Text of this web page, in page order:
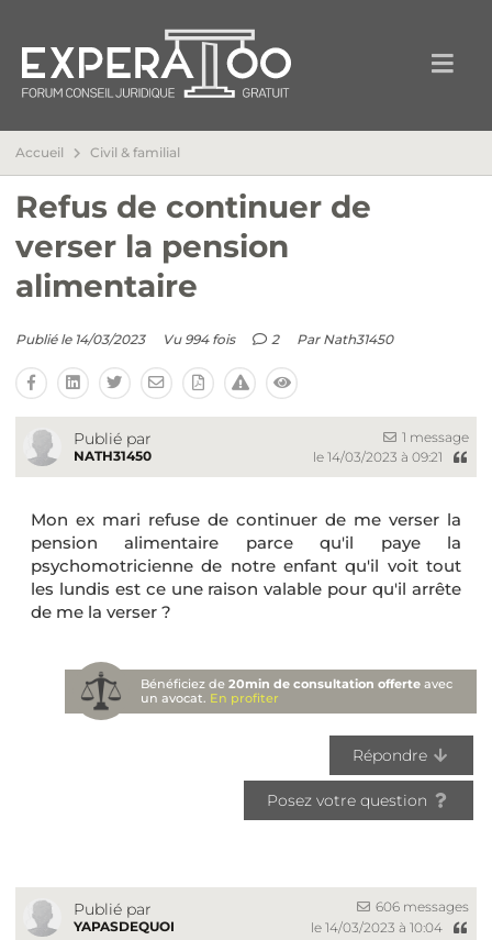
Accueil Civil & familial
Refus de continuer de
verser la pension
alimentaire
Publié le 14/03/2023 Vu 994 fois 2 Par Nath31450
Publié par
NATH31450
1 message
le 14/03/2023 à 09:21
Mon ex mari refuse de continuer de me verser la
pension alimentaire parce qu'il paye la
psychomotricienne de notre enfant qu'il voit tout
les lundis est ce une raison valable pour qu'il arrête
de me la verser ?
Bénéficiez de20min de consultation offerte avec
un avocat. En profiter
Répondre
Posez votre question
Publié par
YAPASDEQUOI
606 messages
le 14/03/2023 à 10:04